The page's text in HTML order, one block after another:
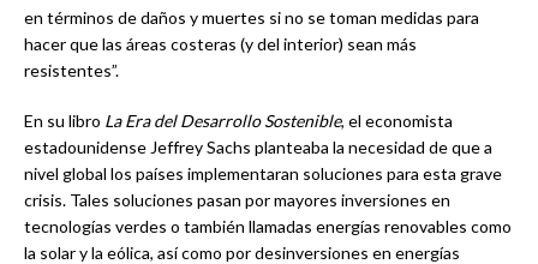
en términos de daños y muertes si no se toman medidas para
hacer que las áreas costeras (y del interior) sean más
resistentes”.
En su libro La Era del Desarrollo Sostenible, el economista
estadounidense Jeffrey Sachs planteaba la necesidad de que a
nivel global los países implementaran soluciones para esta grave
crisis. Tales soluciones pasan por mayores inversiones en
tecnologías verdes o también llamadas energías renovables como
la solar y la eólica, así como por desinversiones en energías